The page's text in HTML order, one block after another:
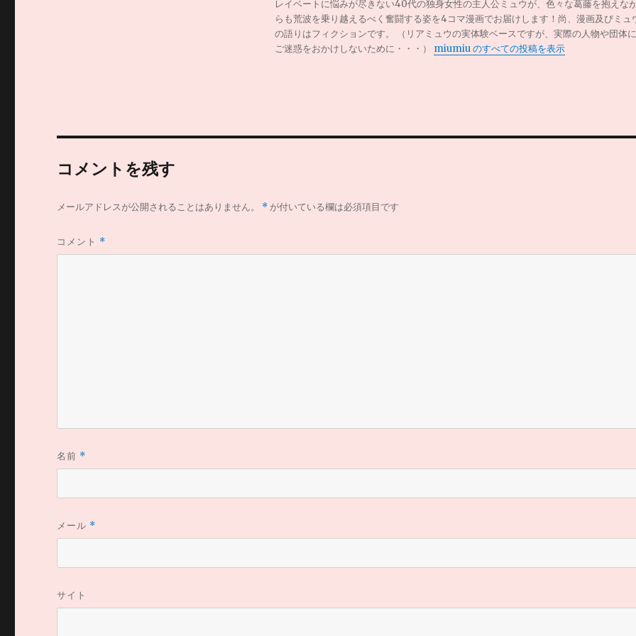
レイベートに悩みが尽きない40代の独身女性の主人公ミュウが、色々な葛藤を抱えな
らも荒波を乗り越えるべく奮闘する姿を4コマ漫画でお届けします！尚、漫画及びミュ
の語りはフィクションです。 （リアミュウの実体験ベースですが、実際の人物や団体に
ご迷惑をおかけしないために・・・） miumiu のすべての投稿を表示
コメントを残す
メールアドレスが公開されることはありません。 * が付いている欄は必須項目です
コメント *
名前 *
メール *
サイト